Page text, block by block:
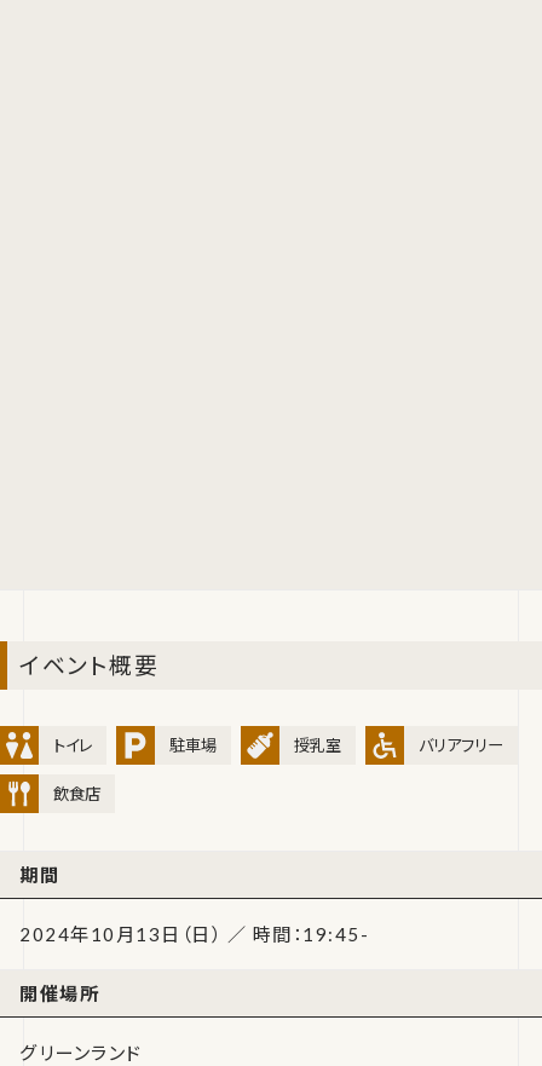
イベント概要
トイレ 駐車場 授乳室 バリアフリー
飲食店
期間
2024年10月13日（日） ／ 時間：19:45-
開催場所
グリーンランド